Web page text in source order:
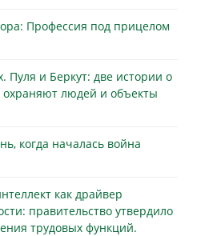
Профессия под прицелом
Пуля и Беркут: две истории о
охраняют людей и объекты
когда началась война
как драйвер
правительство утвердило
трудовых функций.